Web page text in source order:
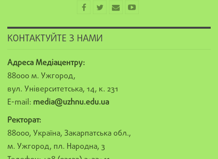
КОНТАКТУЙТЕ З НАМИ
Адреса Медіацентру:
88000 м. Ужгород,
вул. Університетська, 14, к. 231
E-mail: media@uzhnu.edu.ua
Ректорат:
88000, Україна, Закарпатська обл.,
м. Ужгород, пл. Народна, 3